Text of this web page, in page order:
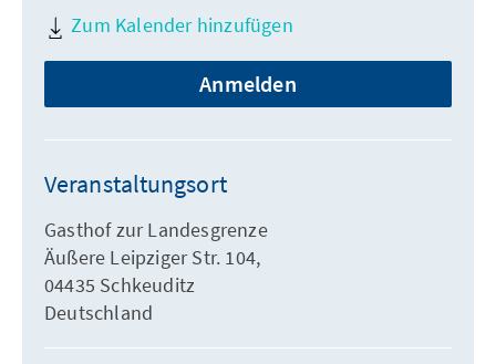
Zum Kalender hinzufügen
Anmelden
Veranstaltungsort
Gasthof zur Landesgrenze
Äußere Leipziger Str. 104,
04435 Schkeuditz
Deutschland